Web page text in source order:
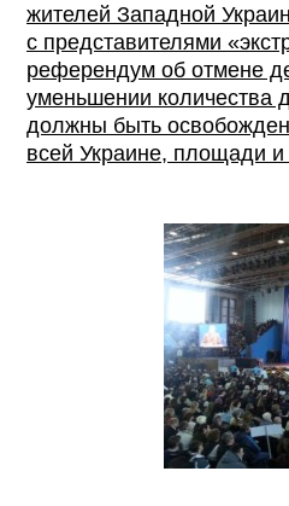
жителей Западной
с представителями
референдум об отмене
уменьшении количества
должны быть
всей Украине, площади